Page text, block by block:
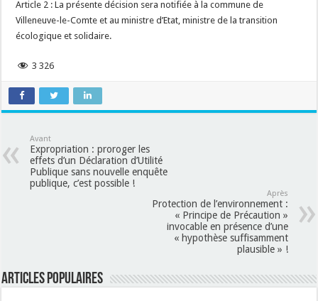
Article 2 : La présente décision sera notifiée à la commune de
Villeneuve-le-Comte et au ministre d’Etat, ministre de la transition
écologique et solidaire.
3 326
Avant
Expropriation : proroger les
effets d’un Déclaration d’Utilité
Publique sans nouvelle enquête
publique, c’est possible !
Après
Protection de l’environnement :
« Principe de Précaution »
invocable en présence d’une
« hypothèse suffisamment
plausible » !
Articles populaires